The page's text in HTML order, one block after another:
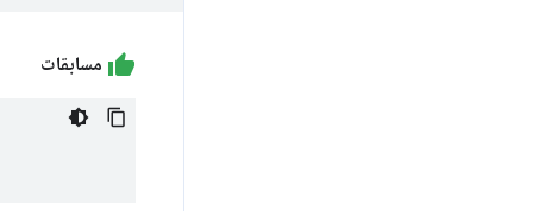
مسابقات